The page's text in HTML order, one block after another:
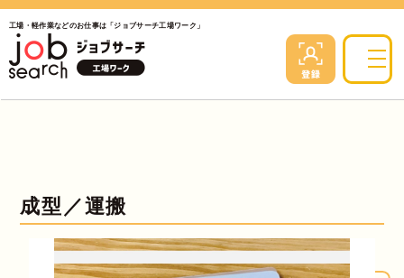
工場・軽作業などのお仕事は「ジョブサーチ工場ワーク」
成型／運搬